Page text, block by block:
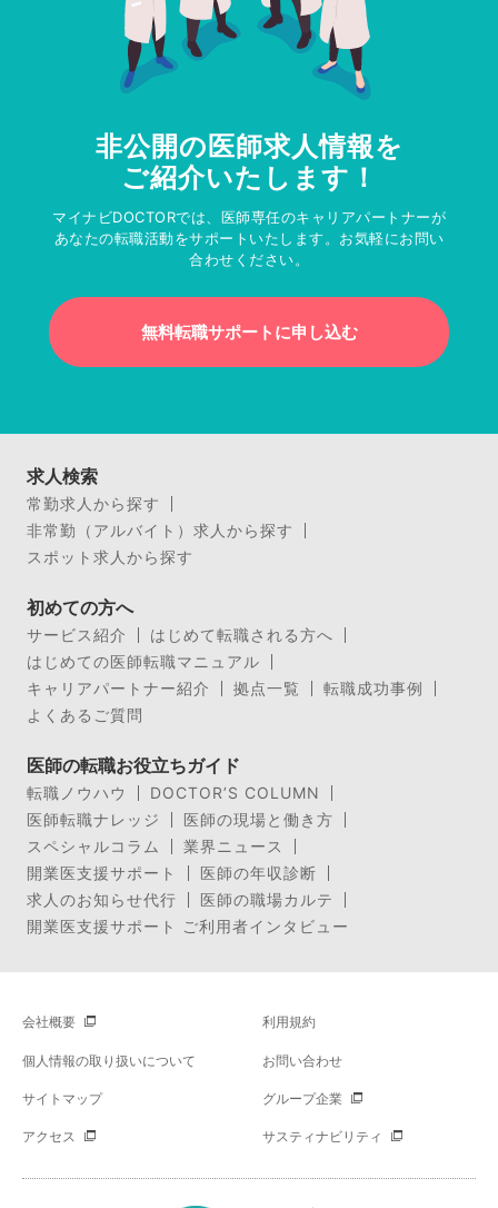
非公開の医師求人情報を
ご紹介いたします！
マイナビDOCTORでは、医師専任のキャリアパートナーが
あなたの転職活動をサポートいたします。お気軽にお問い
合わせください。
無料転職サポートに申し込む
求人検索
常勤求人から探す
非常勤（アルバイト）求人から探す
スポット求人から探す
初めての方へ
サービス紹介
はじめて転職される方へ
はじめての医師転職マニュアル
キャリアパートナー紹介
拠点一覧
転職成功事例
よくあるご質問
医師の転職お役立ちガイド
転職ノウハウ
DOCTOR’S COLUMN
医師転職ナレッジ
医師の現場と働き方
スペシャルコラム
業界ニュース
開業医支援サポート
医師の年収診断
求人のお知らせ代行
医師の職場カルテ
開業医支援サポート ご利用者インタビュー
会社概要 利用規約
個人情報の取り扱いについて お問い合わせ
サイトマップ グループ企業
アクセス サスティナビリティ